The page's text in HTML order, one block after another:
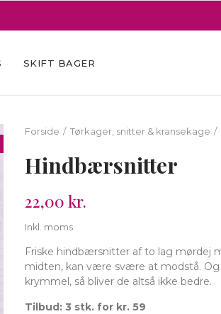
SKIFT BAGER
Forside Tørkager, snitter & kransekage
Hindbærsnitter
22,00 kr.
Inkl. moms
Friske hindbærsnitter af to lag mørdej
midten, kan være svære at modstå.
krymmel, så bliver de altså ikke bedre.
Tilbud: 3 stk. for kr. 59